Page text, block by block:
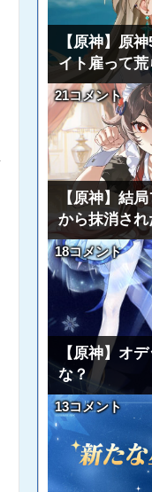
【原神】原
イト雇って
21コメント
【原神】結
から抹消され
18コメント
【原神】オ
な？
13コメント